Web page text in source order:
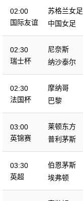
02:00
国际友谊
苏格兰女足
中国女足
02:30
瑞士杯
尼奈斯
纳沙泰尔
02:30
法国杯
摩纳哥
巴黎
03:00
英锦赛
莱顿东方
普利茅斯
03:30
英超
伯恩茅斯
埃弗顿